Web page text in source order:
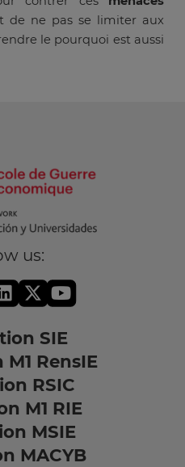
de ne pas se limiter aux
le pourquoi est aussi
us:
SIE
RensIE
RSIC
M1 RIE
MSIE
MACYB